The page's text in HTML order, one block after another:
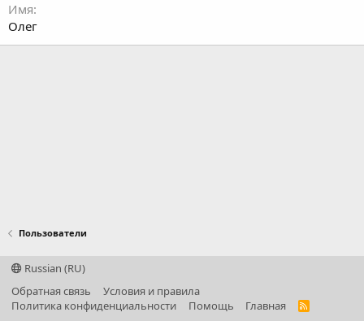
Имя
Олег
Пользователи
Russian (RU)
Обратная связь
Условия и правила
Политика конфиденциальности
Помощь Главная
R